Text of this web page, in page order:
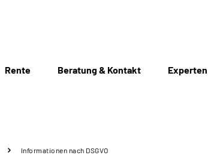
Rente Beratung & Kontakt Experten
Informationen nach DSGVO